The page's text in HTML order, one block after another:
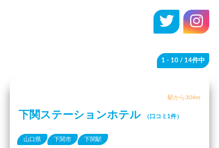
1 - 10 / 14件中
駅から304m
下関ステーションホテル （口コミ1件）
山口県 下関市 下関駅